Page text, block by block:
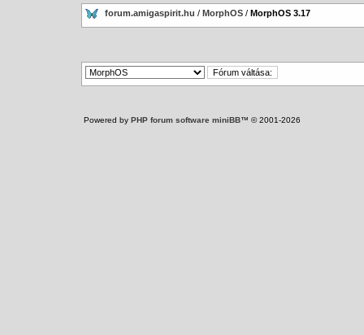
forum.amigaspirit.hu / MorphOS / MorphOS 3.17
Powered by PHP forum software miniBB™ © 2001-2026